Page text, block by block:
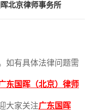
北京律师事务所
如有具体法律问题需
东国晖（北京）律师
大家关注广东国晖